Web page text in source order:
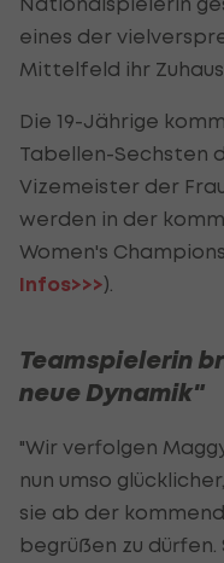
eines der
Mittelfeld ihr
Die 19-Jährige
Tabellen-Sechsten
Vizemeister der
werden in der
Women's
Infos>>>).
Teamspielerin
neue Dynamik"
"Wir verfolgen
nun umso
sie ab der
begrüßen zu